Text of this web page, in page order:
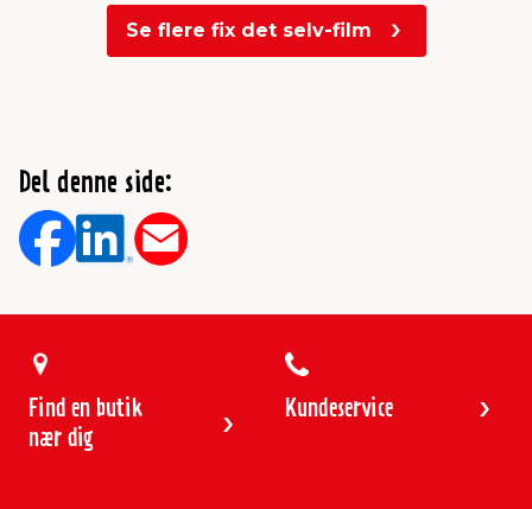
Se flere fix det selv-film
Del denne side:
Find en butik
nær dig
Kundeservice